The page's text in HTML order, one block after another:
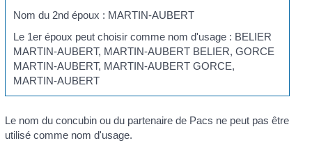
Nom du 2nd époux : MARTIN-AUBERT
Le 1er époux peut choisir comme nom d'usage : BELIER
MARTIN-AUBERT, MARTIN-AUBERT BELIER, GORCE
MARTIN-AUBERT, MARTIN-AUBERT GORCE,
MARTIN-AUBERT
Le nom du concubin ou du partenaire de Pacs ne peut pas être
utilisé comme nom d'usage.